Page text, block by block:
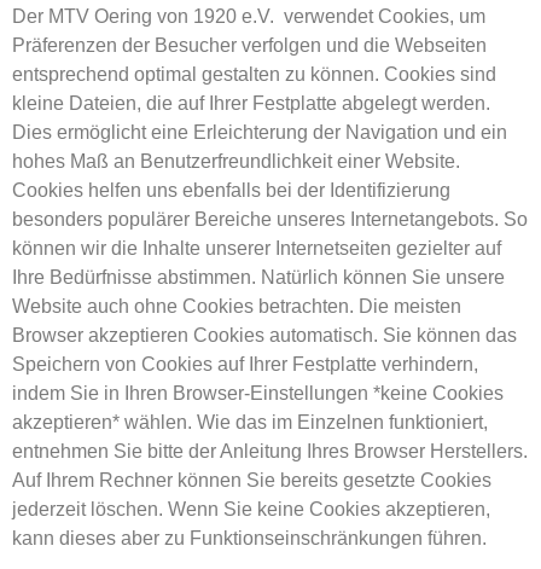
Der MTV Oering von 1920 e.V. verwendet Cookies, um
Präferenzen der Besucher verfolgen und die Webseiten
entsprechend optimal gestalten zu können. Cookies sind
kleine Dateien, die auf Ihrer Festplatte abgelegt werden.
Dies ermöglicht eine Erleichterung der Navigation und ein
hohes Maß an Benutzerfreundlichkeit einer Website.
Cookies helfen uns ebenfalls bei der Identifizierung
besonders populärer Bereiche unseres Internetangebots. So
können wir die Inhalte unserer Internetseiten gezielter auf
Ihre Bedürfnisse abstimmen. Natürlich können Sie unsere
Website auch ohne Cookies betrachten. Die meisten
Browser akzeptieren Cookies automatisch. Sie können das
Speichern von Cookies auf Ihrer Festplatte verhindern,
indem Sie in Ihren Browser-Einstellungen *keine Cookies
akzeptieren* wählen. Wie das im Einzelnen funktioniert,
entnehmen Sie bitte der Anleitung Ihres Browser Herstellers.
Auf Ihrem Rechner können Sie bereits gesetzte Cookies
jederzeit löschen. Wenn Sie keine Cookies akzeptieren,
kann dieses aber zu Funktionseinschränkungen führen.